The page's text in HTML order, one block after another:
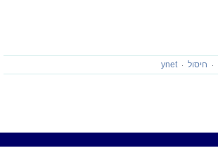
חיסול ynet